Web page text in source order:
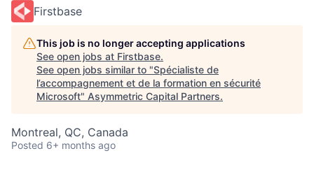
Firstbase
This job is no longer accepting applications
See open jobs at Firstbase.
See open jobs similar to "Spécialiste de
l’accompagnement et de la formation en sécurité
Microsoft" Asymmetric Capital Partners.
Montreal, QC, Canada
Posted 6+ months ago